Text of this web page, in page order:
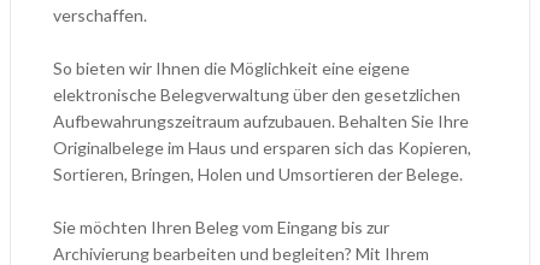
verschaffen.
So bieten wir Ihnen die Möglichkeit eine eigene
elektronische Belegverwaltung über den gesetzlichen
Aufbewahrungszeitraum aufzubauen. Behalten Sie Ihre
Originalbelege im Haus und ersparen sich das Kopieren,
Sortieren, Bringen, Holen und Umsortieren der Belege.
Sie möchten Ihren Beleg vom Eingang bis zur
Archivierung bearbeiten und begleiten? Mit Ihrem